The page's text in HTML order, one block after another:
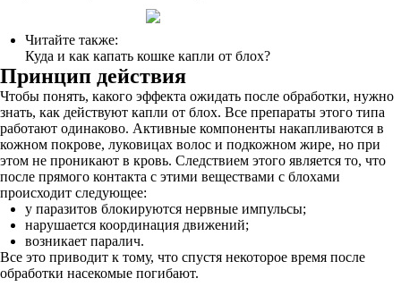
Читайте также:
Куда и как капать кошке капли от блох?
Принцип действия
Чтобы понять, какого эффекта ожидать после обработки, нужно
знать, как действуют капли от блох. Все препараты этого типа
работают одинаково. Активные компоненты накапливаются в
кожном покрове, луковицах волос и подкожном жире, но при
этом не проникают в кровь. Следствием этого является то, что
после прямого контакта с этими веществами с блохами
происходит следующее:
у паразитов блокируются нервные импульсы;
нарушается координация движений;
возникает паралич.
Все это приводит к тому, что спустя некоторое время после
обработки насекомые погибают.